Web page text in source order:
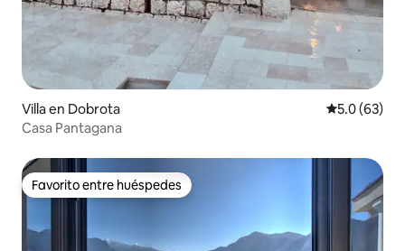
Villa en Dobrota Calificación
5.0 (63)
Casa Pantagana
Favorito entre huéspedes
Favorito entre huéspedes